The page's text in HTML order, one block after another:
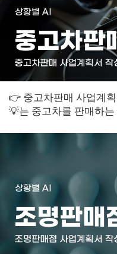
👉 중고차판매 사업계
💡는 중고차를 판매하